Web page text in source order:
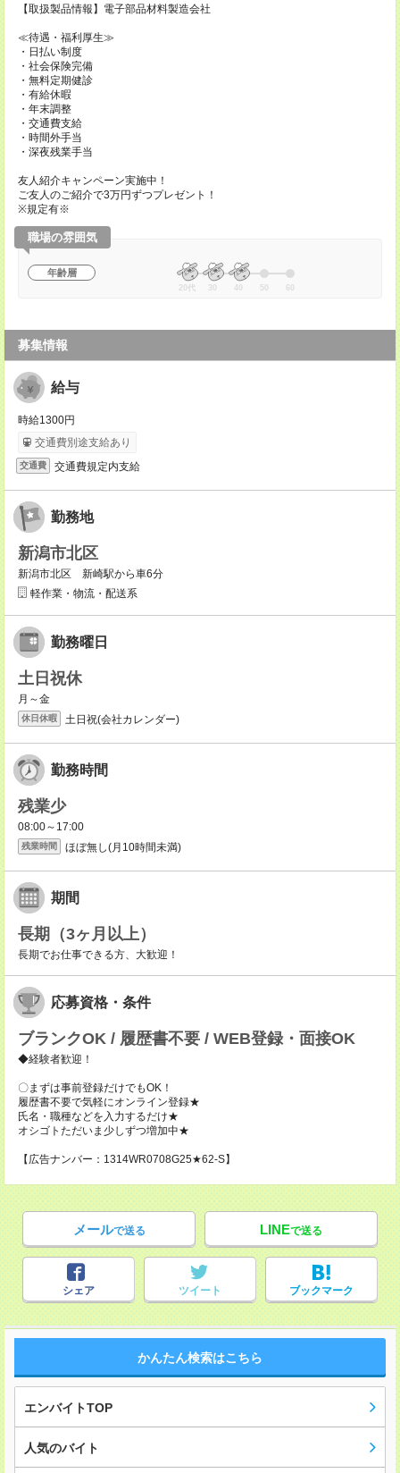
【取扱製品情報】電子部品材料製造会社
≪待遇・福利厚生≫
・日払い制度
・社会保険完備
・無料定期健診
・有給休暇
・年末調整
・交通費支給
・時間外手当
・深夜残業手当
友人紹介キャンペーン実施中！
ご友人のご紹介で3万円ずつプレゼント！
※規定有※
職場の雰囲気
年齢層
20代 30 40 50 60
募集情報
給与
時給1300円
交通費別途支給あり
交通費 交通費規定内支給
勤務地
新潟市北区
新潟市北区 新崎駅から車6分
軽作業・物流・配送系
勤務曜日
土日祝休
月～金
休日休暇 土日祝(会社カレンダー)
勤務時間
残業少
08:00～17:00
残業時間 ほぼ無し(月10時間未満)
期間
長期（3ヶ月以上）
長期でお仕事できる方、大歓迎！
応募資格・条件
ブランクOK / 履歴書不要 / WEB登録・面接OK
◆経験者歓迎！
〇まずは事前登録だけでもOK！
履歴書不要で気軽にオンライン登録★
氏名・職種などを入力するだけ★
オシゴトただいま少しずつ増加中★
【広告ナンバー：1314WR0708G25★62-S】
メールで送る LINEで送る
シェア ツイート ブックマーク
かんたん検索はこちら
エンバイトTOP
人気のバイト